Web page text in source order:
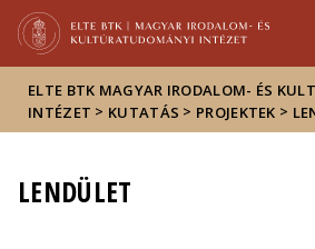
Hírek
Események
ELTE a
sajtóban
ELTE BTK MAGYAR IRODALOM- ÉS
INTÉZET > KUTATÁS > PROJEKTEK >
LENDÜLET